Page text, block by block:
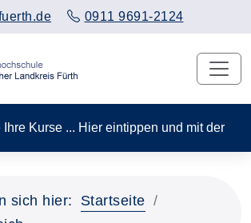
0911 9691-2124
Kurse ... Hier eintippen und mit
sich hier:
Startseite